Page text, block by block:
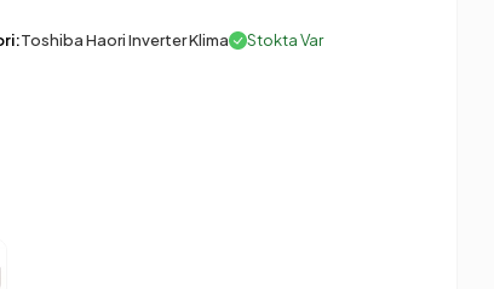
Toshiba Haori Inverter Klima Stokta Var